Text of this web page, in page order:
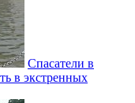
Спасатели в
в экстренных